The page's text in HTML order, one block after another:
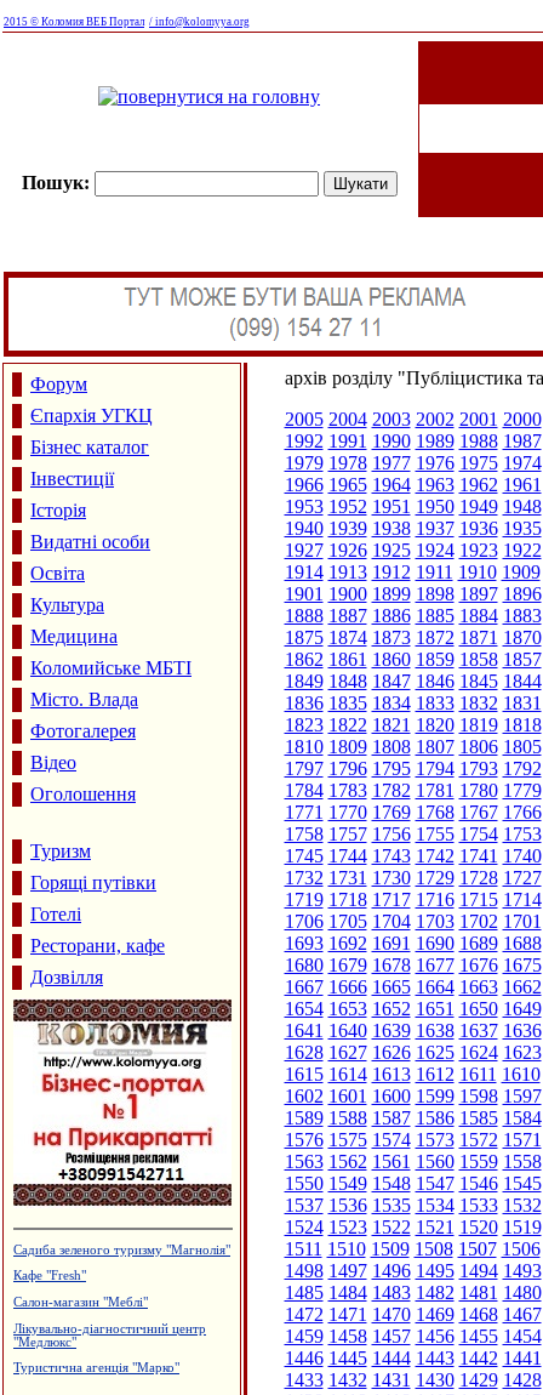
2015 © Коломия ВЕБ Портал / info@kolomyya.org
Пошук:
Форум
Єпархія УГКЦ
Бізнес каталог
Інвестиції
Історія
Видатні особи
Освіта
Культура
Медицина
Коломийське МБТІ
Місто. Влада
Фотогалерея
Відео
Оголошення
Туризм
Горящі путівки
Готелі
Ресторани, кафе
Дозвілля
Садиба зеленого туризму "Магнолія"
Кафе "Fresh"
Салон-магазин "Меблі"
Лікувально-діагностичний центр
"Медлюкс"
Туристична агенція "Марко"
архів розділу "Публіцистика
2005 2004 2003 2002 2001 2000
1992 1991 1990 1989 1988 1987
1979 1978 1977 1976 1975 1974
1966 1965 1964 1963 1962 1961
1953 1952 1951 1950 1949 1948
1940 1939 1938 1937 1936 1935
1927 1926 1925 1924 1923 1922
1914 1913 1912 1911 1910 1909
1901 1900 1899 1898 1897 1896
1888 1887 1886 1885 1884 1883
1875 1874 1873 1872 1871 1870
1862 1861 1860 1859 1858 1857
1849 1848 1847 1846 1845 1844
1836 1835 1834 1833 1832 1831
1823 1822 1821 1820 1819 1818
1810 1809 1808 1807 1806 1805
1797 1796 1795 1794 1793 1792
1784 1783 1782 1781 1780 1779
1771 1770 1769 1768 1767 1766
1758 1757 1756 1755 1754 1753
1745 1744 1743 1742 1741 1740
1732 1731 1730 1729 1728 1727
1719 1718 1717 1716 1715 1714
1706 1705 1704 1703 1702 1701
1693 1692 1691 1690 1689 1688
1680 1679 1678 1677 1676 1675
1667 1666 1665 1664 1663 1662
1654 1653 1652 1651 1650 1649
1641 1640 1639 1638 1637 1636
1628 1627 1626 1625 1624 1623
1615 1614 1613 1612 1611 1610
1602 1601 1600 1599 1598 1597
1589 1588 1587 1586 1585 1584
1576 1575 1574 1573 1572 1571
1563 1562 1561 1560 1559 1558
1550 1549 1548 1547 1546 1545
1537 1536 1535 1534 1533 1532
1524 1523 1522 1521 1520 1519
1511 1510 1509 1508 1507 1506
1498 1497 1496 1495 1494 1493
1485 1484 1483 1482 1481 1480
1472 1471 1470 1469 1468 1467
1459 1458 1457 1456 1455 1454
1446 1445 1444 1443 1442 1441
1433 1432 1431 1430 1429 1428